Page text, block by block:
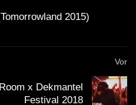
2015)
Vor
x Dekmantel
Festival 2018